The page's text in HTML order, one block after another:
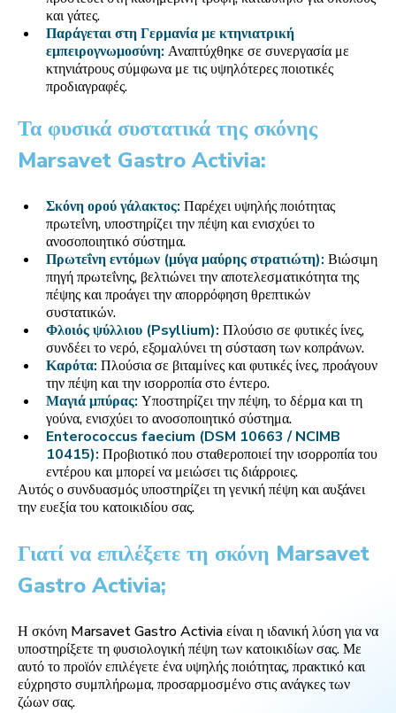
και γάτες.
Παράγεται στη Γερμανία με κτηνιατρική
εμπειρογνωμοσύνη: Αναπτύχθηκε σε συνεργασία με
κτηνιάτρους σύμφωνα με τις υψηλότερες ποιοτικές
προδιαγραφές.
Τα φυσικά συστατικά της σκόνης
Marsavet Gastro Activia:
Σκόνη ορού γάλακτος: Παρέχει υψηλής ποιότητας
πρωτεΐνη, υποστηρίζει την πέψη και ενισχύει το
ανοσοποιητικό σύστημα.
Πρωτεΐνη εντόμων (μύγα μαύρης στρατιώτη): Βιώσιμη
πηγή πρωτεΐνης, βελτιώνει την αποτελεσματικότητα της
πέψης και προάγει την απορρόφηση θρεπτικών
συστατικών.
Φλοιός ψύλλιου (Psyllium): Πλούσιο σε φυτικές ίνες,
συνδέει το νερό, εξομαλύνει τη σύσταση των κοπράνων.
Καρότα: Πλούσια σε βιταμίνες και φυτικές ίνες, προάγουν
την πέψη και την ισορροπία στο έντερο.
Μαγιά μπύρας: Υποστηρίζει την πέψη, το δέρμα και τη
γούνα, ενισχύει το ανοσοποιητικό σύστημα.
Enterococcus faecium (DSM 10663 / NCIMB
10415): Προβιοτικό που σταθεροποιεί την ισορροπία του
εντέρου και μπορεί να μειώσει τις διάρροιες.
Αυτός ο συνδυασμός υποστηρίζει τη γενική πέψη και αυξάνει
την ευεξία του κατοικιδίου σας.
Γιατί να επιλέξετε τη σκόνη Marsavet
Gastro Activia;
Η σκόνη Marsavet Gastro Activia είναι η ιδανική λύση για να
υποστηρίξετε τη φυσιολογική πέψη των κατοικιδίων σας. Με
αυτό το προϊόν επιλέγετε ένα υψηλής ποιότητας, πρακτικό και
εύχρηστο συμπλήρωμα, προσαρμοσμένο στις ανάγκες των
ζώων σας.